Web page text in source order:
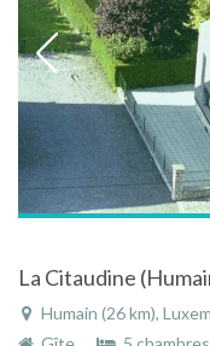
Humain (26 km),